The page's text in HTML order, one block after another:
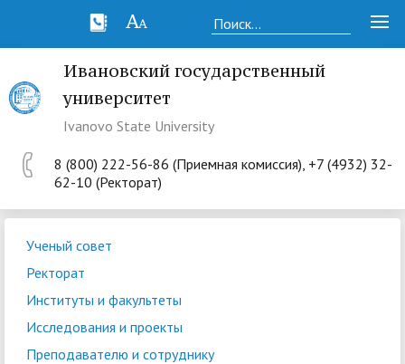
Ивановский государственный
университет
Ivanovo State University
8 (800) 222-56-86 (Приемная комиссия), +7 (4932) 32-
62-10 (Ректорат)
Ученый совет
Ректорат
Институты и факультеты
Исследования и проекты
Преподавателю и сотруднику